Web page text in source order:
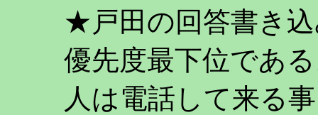
★戸田の回答書き
優先度最下位であ
人は電話して来る